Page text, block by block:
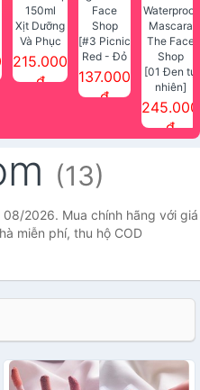
Xịt Dưỡng
Và Phục
Hồi Tóc
Essential
215.000
đ
[#3 Picnic
Red - Đỏ
cam] Son
Face
Shop
137.000
đ
[01 Đen tự
nhiên]
Mascara
che phủ
Waterproof
Mascara
245.000
đ
(13)
2026. Mua chính hãng với giá
miễn phí, thu hộ COD